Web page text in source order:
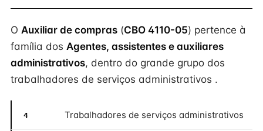
O Auxiliar de compras (CBO 4110-05) pertence à
família dos Agentes, assistentes e auxiliares
administrativos, dentro do grande grupo dos
trabalhadores de serviços administrativos .
4 Trabalhadores de serviços administrativos